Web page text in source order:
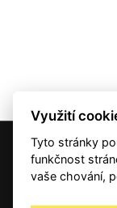
© 2001 — 2026
Využití
Tyto stránky
funkčnost
vaše chování,